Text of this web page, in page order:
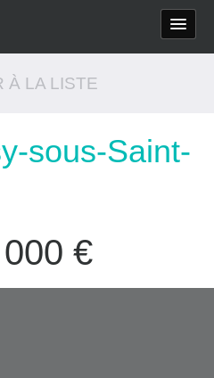
À LA LISTE
sous-Saint-
€